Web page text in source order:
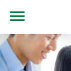
トップ
ブランド・店舗